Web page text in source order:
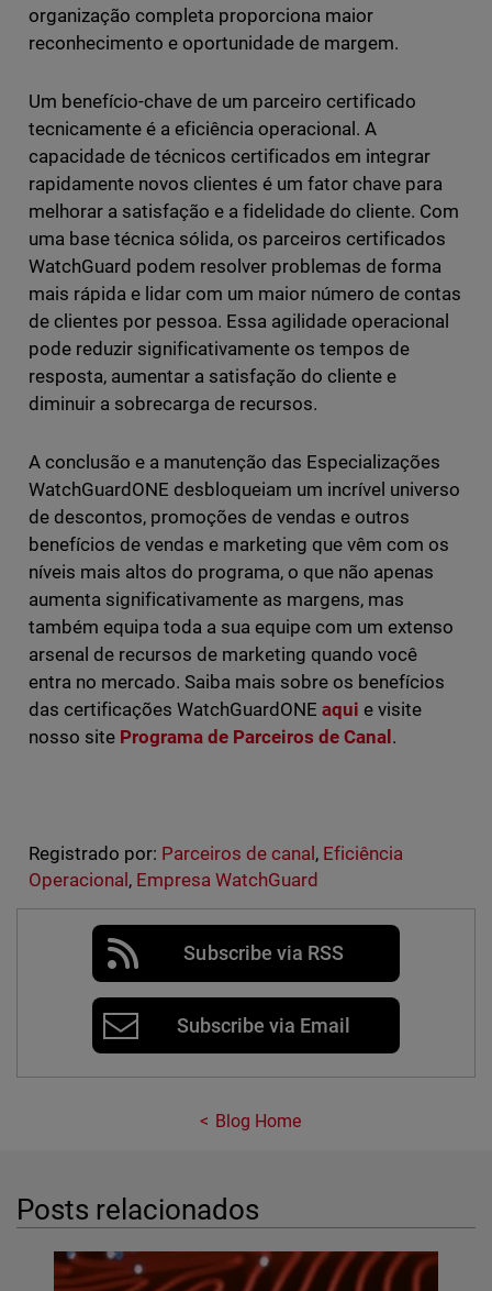
organização completa proporciona maior
reconhecimento e oportunidade de margem.
Um benefício-chave de um parceiro certificado
tecnicamente é a eficiência operacional. A
capacidade de técnicos certificados em integrar
rapidamente novos clientes é um fator chave para
melhorar a satisfação e a fidelidade do cliente. Com
uma base técnica sólida, os parceiros certificados
WatchGuard podem resolver problemas de forma
mais rápida e lidar com um maior número de contas
de clientes por pessoa. Essa agilidade operacional
pode reduzir significativamente os tempos de
resposta, aumentar a satisfação do cliente e
diminuir a sobrecarga de recursos.
A conclusão e a manutenção das Especializações
WatchGuardONE desbloqueiam um incrível universo
de descontos, promoções de vendas e outros
benefícios de vendas e marketing que vêm com os
níveis mais altos do programa, o que não apenas
aumenta significativamente as margens, mas
também equipa toda a sua equipe com um extenso
arsenal de recursos de marketing quando você
entra no mercado. Saiba mais sobre os benefícios
das certificações WatchGuardONEaqui e visite
nosso site Programa de Parceiros de Canal .
Registrado por: Parceiros de canal , Eficiência
Operacional , Empresa WatchGuard
Subscribe via RSS
Subscribe via Email
Blog Home
Posts relacionados